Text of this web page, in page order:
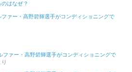
はなぜ？
ァー・高野碧輝選手がコンディショニングで
ファー・高野碧輝選手がコンディショニングで
り